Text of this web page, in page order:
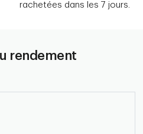
rachetées dans les 7 jours.
rendement